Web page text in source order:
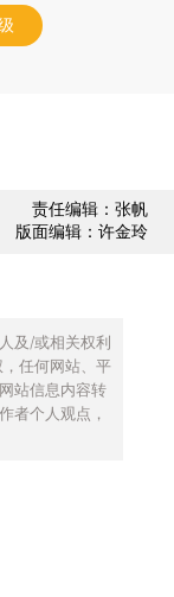
责任编辑：张帆
版面编辑：许金玲
及/或相关权利
任何网站、平
站信息内容转
者个人观点，